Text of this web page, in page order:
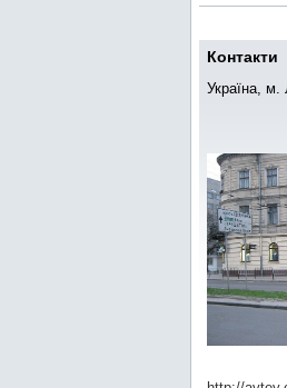
Контакти
Україна, м.